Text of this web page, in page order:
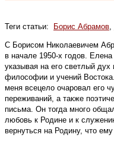
Теги статьи: Борис Абрамов,
С Борисом Николаевичем
в начале 1950-х годов.
указывая на его светлый
философии и учений
меня всецело очаровал его
переживаний, а также
письма. Он тогда много
любовь к Родине и к
вернуться на Родину, что